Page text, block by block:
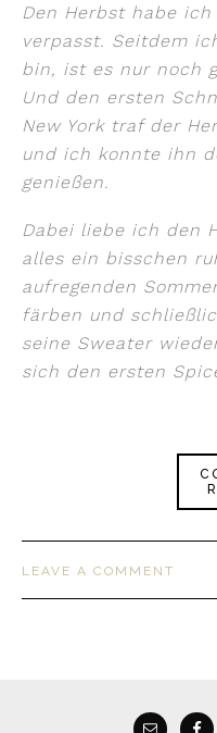
Den Herbst habe
verpasst. Seitdem
bin, ist es nur noch
Und den ersten
New York traf der
und ich konnte ihn
genießen.
Dabei liebe ich den
alles ein bisschen
aufregenden
färben und
seine Sweater
sich den ersten
LEAVE A COMMENT